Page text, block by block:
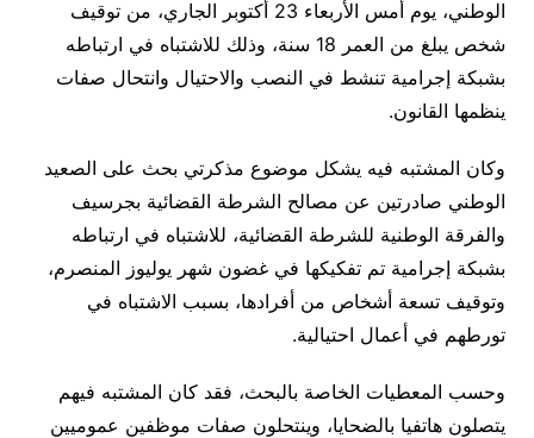
الوطني، يوم أمس الأربعاء 23 أكتوبر الجاري، من توقيف
شخص يبلغ من العمر 18 سنة، وذلك للاشتباه في ارتباطه
بشبكة إجرامية تنشط في النصب والاحتيال وانتحال صفات
ينظمها القانون.
وكان المشتبه فيه يشكل موضوع مذكرتي بحث على الصعيد
الوطني صادرتين عن مصالح الشرطة القضائية بجرسيف
والفرقة الوطنية للشرطة القضائية، للاشتباه في ارتباطه
بشبكة إجرامية تم تفكيكها في غضون شهر يوليوز المنصرم،
وتوقيف تسعة أشخاص من أفرادها، بسبب الاشتباه في
تورطهم في أعمال احتيالية.
وحسب المعطيات الخاصة بالبحث، فقد كان المشتبه فيهم
يتصلون هاتفيا بالضحايا، وينتحلون صفات موظفين عموميين